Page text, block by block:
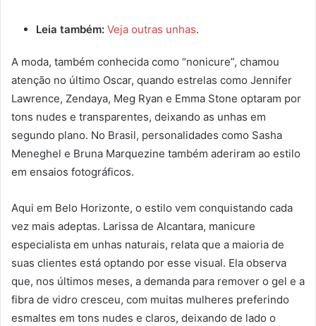
Leia também: Veja outras unhas.
A moda, também conhecida como “nonicure”, chamou
atenção no último Oscar, quando estrelas como Jennifer
Lawrence, Zendaya, Meg Ryan e Emma Stone optaram por
tons nudes e transparentes, deixando as unhas em
segundo plano. No Brasil, personalidades como Sasha
Meneghel e Bruna Marquezine também aderiram ao estilo
em ensaios fotográficos.
Aqui em Belo Horizonte, o estilo vem conquistando cada
vez mais adeptas. Larissa de Alcantara, manicure
especialista em unhas naturais, relata que a maioria de
suas clientes está optando por esse visual. Ela observa
que, nos últimos meses, a demanda para remover o gel e a
fibra de vidro cresceu, com muitas mulheres preferindo
esmaltes em tons nudes e claros, deixando de lado o